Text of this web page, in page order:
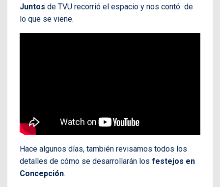
Juntos de TVU recorrió el espacio y nos contó de
lo que se viene.
Hace algunos días, también revisamos todos los
detalles de cómo se desarrollarán los festejos en
Concepción.